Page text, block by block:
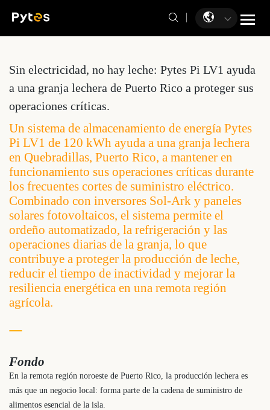
Sin electricidad, no hay leche: Pytes Pi LV1 ayuda
a una granja lechera de Puerto Rico a proteger sus
operaciones críticas.
Un sistema de almacenamiento de energía Pytes
Pi LV1 de 120 kWh ayuda a una granja lechera
en Quebradillas, Puerto Rico, a mantener en
funcionamiento sus operaciones críticas durante
los frecuentes cortes de suministro eléctrico.
Combinado con inversores Sol-Ark y paneles
solares fotovoltaicos, el sistema permite el
ordeño automatizado, la refrigeración y las
operaciones diarias de la granja, lo que
contribuye a proteger la producción de leche,
reducir el tiempo de inactividad y mejorar la
resiliencia energética en una remota región
agrícola.
Fondo
En la remota región noroeste de Puerto Rico, la producción lechera es
más que un negocio local: forma parte de la cadena de suministro de
alimentos esencial de la isla.